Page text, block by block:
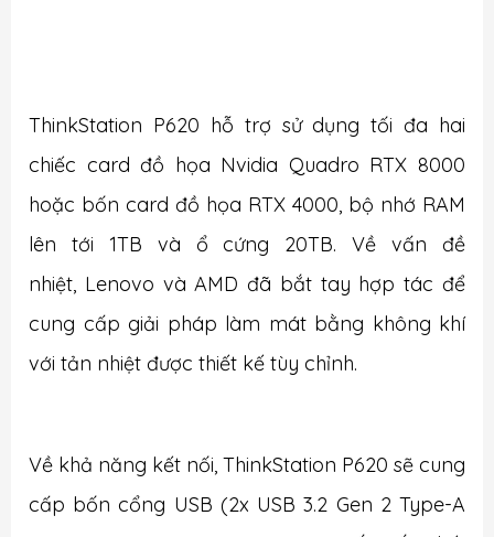
ThinkStation P620 hỗ trợ sử dụng tối đa hai
chiếc card đồ họa Nvidia Quadro RTX 8000
hoặc bốn card đồ họa RTX 4000, bộ nhớ RAM
lên tới 1TB và ổ cứng 20TB. Về vấn đề
nhiệt, Lenovo và AMD đã bắt tay hợp tác để
cung cấp giải pháp làm mát bằng không khí
với tản nhiệt được thiết kế tùy chỉnh.
Về khả năng kết nối, ThinkStation P620 sẽ cung
cấp bốn cổng USB (2x USB 3.2 Gen 2 Type-A